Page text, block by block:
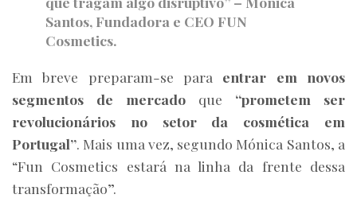
Santos, Fundadora e CEO FUN
Cosmetics.
Em breve preparam-se para entrar em novos
segmentos de mercado que “prometem ser
revolucionários no setor da cosmética em
Portugal”. Mais uma vez, segundo Mónica Santos, a
“Fun Cosmetics estará na linha da frente dessa
transformação”.